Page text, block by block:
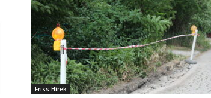
Friss Hírek